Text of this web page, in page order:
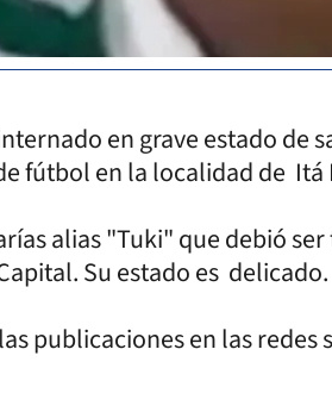
en grave estado de
fútbol en la localidad de Itá
alias "Tuki" que debió
Su estado es delicado.
publicaciones en las